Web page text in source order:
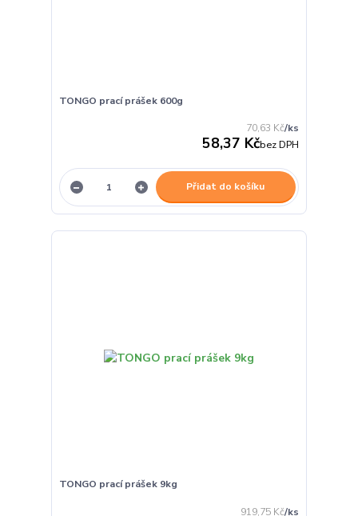
TONGO prací prášek 600g
70,63 Kč/ks
58,37 Kčbez DPH
Přidat do košíku
TONGO prací prášek 9kg
919,75 Kč/ks